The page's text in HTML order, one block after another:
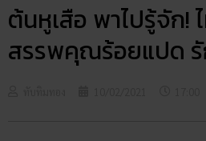
ต้นหูเสือ พาไปรู้จัก!
สรรพคุณร้อยแปด รั